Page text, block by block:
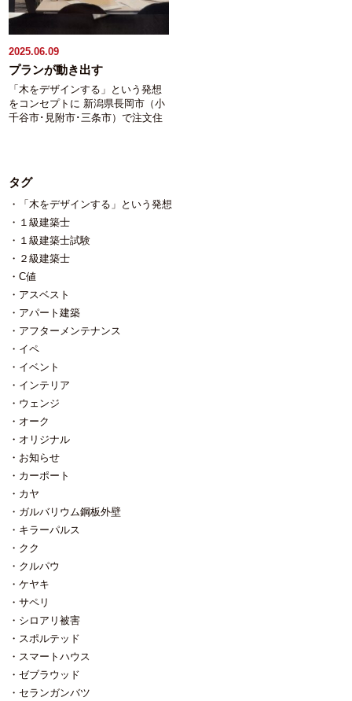
2025.06.09
プランが動き出す
「木をデザインする」という発想
をコンセプトに 新潟県長岡市（小
千谷市･見附市･三条市）で注文住
隠語でNとSと呼ばれる２大建築系
資格学校で１級建築士の設計製図
講師を32年間させていただきまし
た。 途中、１年だけ２級建築士講
師をさせていただいたので講師歴
としては33年になります。 ↑写真
は特注タオルを巻いての講座中。
このタオルは本番でも全員が巻い
ていきました。 他の受験生に「な
んだコイツ等！」と思わせる作戦
です(笑) それだけ続けさせていた
だいて何が良かったって一番は多
くの受講生と出会えたこと。 ほぼ
は代えがたい財産です。 もう一
つ、これは講師仲間からも特殊能
力と言われ続けましたが 何となく
整っていない（美しくない）受講
生のプランをその場で合格プラン
に直せるスキルを身に付けられた
こと。 整ってないなぁ・・・と思
うプランを数分見ていると 受講生
屋が移動し始めるんです（本当
に） 黙ってその図面を数分見つ
める（当該受講生にとっては地獄
の時間） ↓ おもむろに図面にトレ
ペを重ねて、そのプランの骨子
（大まかな考え方の軸）は変えず
に ↓ 赤ペンでトレペの上に元々の
プランを“整える”のです。 何にポ
イントを置いて見ているのか言葉
では上手く説明が出来ないのです
が その部屋の使われ方、敷地に対
する配置、そして部屋そのものの
形や一番大切な動線。 見事に動き
た。 「オレ（私）のも直してくだ
タグ
「木をデザインする」という発想
１級建築士
１級建築士試験
２級建築士
C値
アスベスト
アパート建築
アフターメンテナンス
イペ
イベント
インテリア
ウェンジ
オーク
オリジナル
お知らせ
カーポート
カヤ
ガルバリウム鋼板外壁
キラーパルス
クク
クルパウ
ケヤキ
サペリ
シロアリ被害
スポルテッド
スマートハウス
ゼブラウッド
セランガンバツ